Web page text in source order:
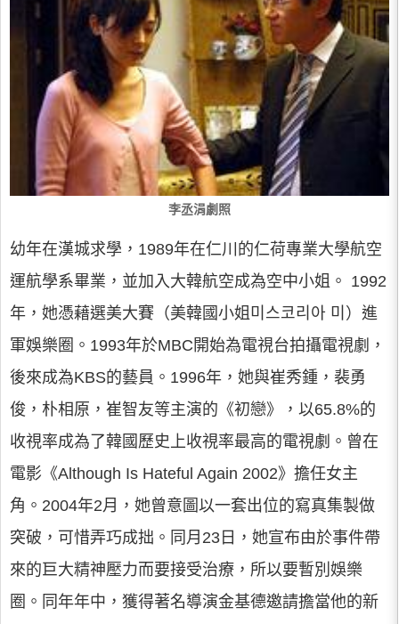
李丞涓劇照
幼年在漢城求學，1989年在仁川的仁荷專業大學航空
運航學系畢業，並加入大韓航空成為空中小姐。 1992
年，她憑藉選美大賽（美韓國小姐미스코리아 미）進
軍娛樂圈。1993年於MBC開始為電視台拍攝電視劇，
後來成為KBS的藝員。1996年，她與崔秀鍾，裴勇
俊，朴相原，崔智友等主演的《初戀》，以65.8%的
收視率成為了韓國歷史上收視率最高的電視劇。曾在
電影《Although Is Hateful Again 2002》擔任女主
角。2004年2月，她曾意圖以一套出位的寫真集製做
突破，可惜弄巧成拙。同月23日，她宣布由於事件帶
來的巨大精神壓力而要接受治療，所以要暫別娛樂
圈。同年年中，獲得著名導演金基德邀請擔當他的新